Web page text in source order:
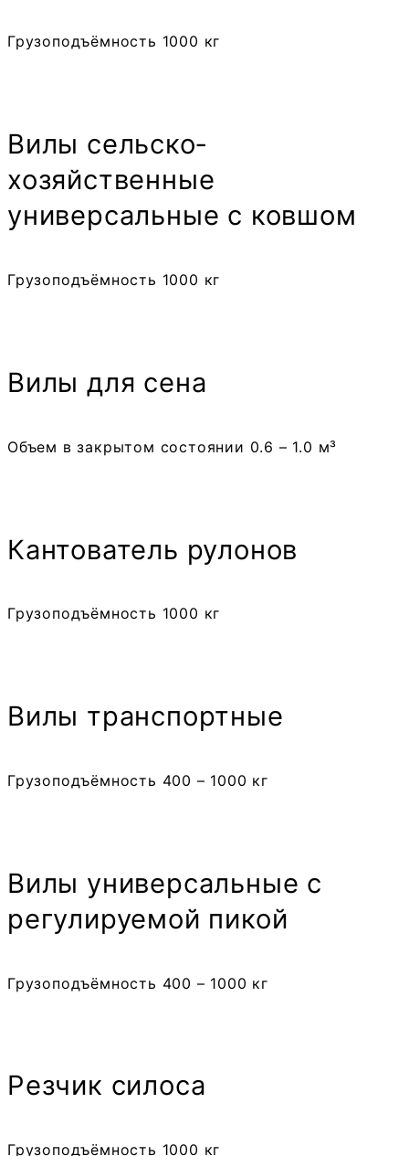
Грузоподъёмность 1000 кг
Вилы сельско­
хозяйственные
универсальные с ковшом
Грузоподъёмность 1000 кг
Вилы для сена
Объем в закрытом состоянии 0.6 – 1.0 м³
Кантователь рулонов
Грузоподъёмность 1000 кг
Вилы транспортные
Грузоподъёмность 400 – 1000 кг
Вилы универсальные с
регулируемой пикой
Грузоподъёмность 400 – 1000 кг
Резчик силоса
Грузоподъёмность 1000 кг